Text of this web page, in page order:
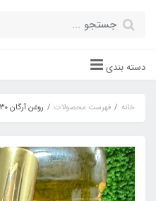
دسته بندی
خانه فهرست محصولات روغن آرگان ۳۰ میل اورجینال مراکش